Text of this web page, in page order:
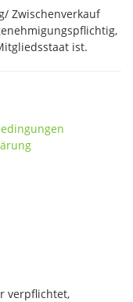
Zwischenverkauf
ist.
verpflichtet,